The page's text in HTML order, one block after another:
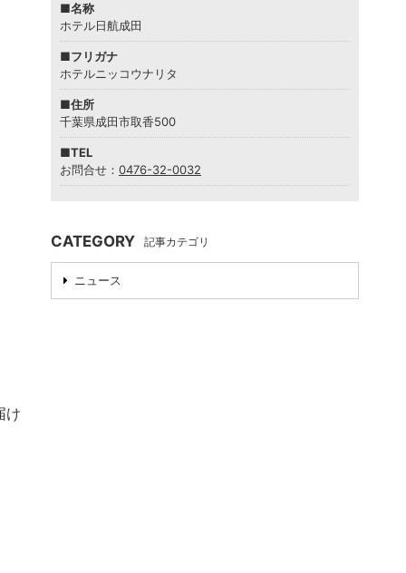
け
■名称
ホテル日航成田
■フリガナ
ホテルニッコウナリタ
■住所
千葉県成田市取香500
■TEL
お問合せ： 0476-32-0032
CATEGORY 記事カテゴリ
ニュース